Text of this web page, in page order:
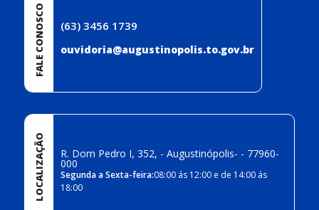
FALE CONOSCO (63) 3456 1739
ouvidoria@augustinopolis.to.gov.br
LOCALIZAÇÃO R. Dom Pedro I, 352, - Augustinópolis- - 77960-
000
Segunda a Sexta-feira:08:00 ás 12:00 e de 14:00 ás
18:00